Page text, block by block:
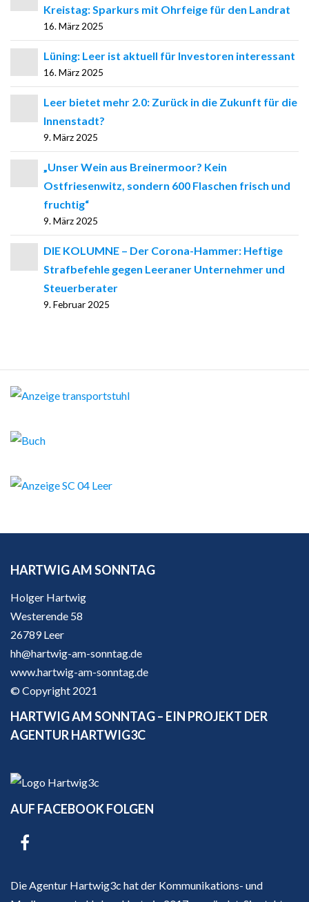
Kreistag: Sparkurs mit Ohrfeige für den Landrat
16. März 2025
Lüning: Leer ist aktuell für Investoren interessant
16. März 2025
Leer bietet mehr 2.0: Zurück in die Zukunft für die
Innenstadt?
9. März 2025
„Unser Wein aus Breinermoor? Kein
Ostfriesenwitz, sondern 600 Flaschen frisch und
fruchtig“
9. März 2025
DIE KOLUMNE – Der Corona-Hammer: Heftige
Strafbefehle gegen Leeraner Unternehmer und
Steuerberater
9. Februar 2025
HARTWIG AM SONNTAG
Holger Hartwig
Westerende 58
26789 Leer
hh@hartwig-am-sonntag.de
www.hartwig-am-sonntag.de
© Copyright 2021
HARTWIG AM SONNTAG – EIN PROJEKT DER
AGENTUR HARTWIG3C
AUF FACEBOOK FOLGEN
Die Agentur Hartwig3c hat der Kommunikations- und